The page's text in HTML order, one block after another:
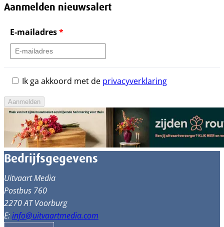
Aanmelden nieuwsalert
E-mailadres*
Ik ga akkoord met de privacyverklaring
Aanmelden
Bedrijfsgegevens
Uitvaart Media
Postbus 760
2270 AT Voorburg
E:info@uitvaartmedia.com